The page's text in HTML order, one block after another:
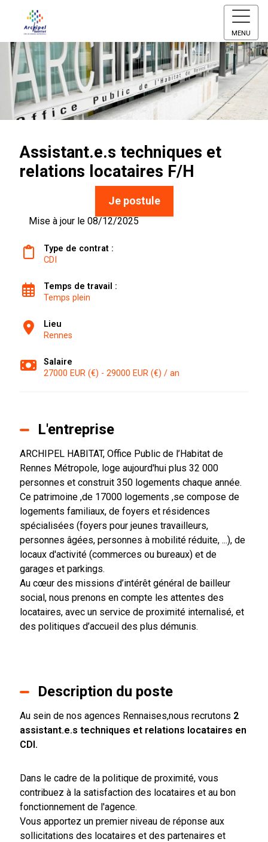
MENU
Assistant.e.s techniques et
relations locataires F/H
Je postule
Mise à jour le 08/12/2025
Type de contrat :
CDI
Temps de travail :
Temps plein
Lieu
Rennes
Salaire
27000 EUR (€) - 29000 EUR (€) / an
L'entreprise
ARCHIPEL HABITAT, Office Public de l’Habitat de
Rennes Métropole, loge aujourd'hui plus 32 000
personnes et construit 350 logements chaque année.
Ce patrimoine ,de 17000 logements ,se compose de
logements familiaux, de foyers et résidences
spécialisées (foyers pour jeunes travailleurs,
personnes âgées, personnes à mobilité réduite, ...), de
locaux d'activité (commerces ou bureaux) et de
garages et parkings.
Au cœur des missions d’intérêt général de bailleur
social, nous prenons en compte les attentes des
locataires, avec un service de proximité internalisé, et
des politiques d’accueil des plus démunis.
Description du poste
Au sein de nos agences Rennaises,nous recrutons 2
assistant.e.s techniques et relations locataires en
CDI.
Dans le cadre de la politique de proximité, vous
contribuez à la satisfaction des locataires et au bon
fonctionnement de l'agence.
Vous apportez un premier niveau de réponse aux
sollicitations des locataires et des partenaires et